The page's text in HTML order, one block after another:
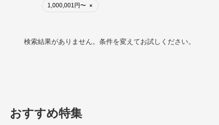
1,000,001円〜 ×
検索結果がありません。条件を変えてお試しください。
おすすめ特集